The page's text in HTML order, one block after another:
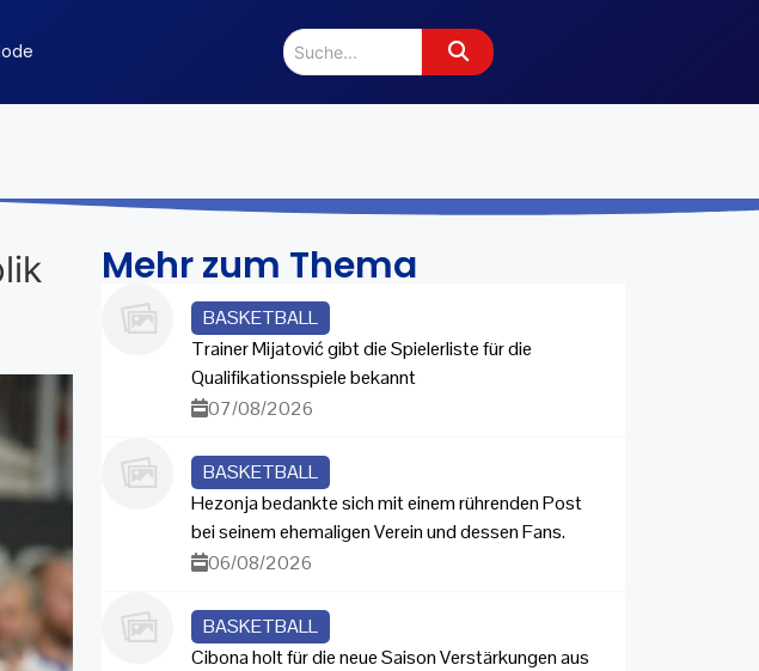
Mehr zum Thema
BASKETBALL
Trainer Mijatović gibt die Spielerliste für die
Qualifikationsspiele bekannt
07/08/2026
BASKETBALL
Hezonja bedankte sich mit einem rührenden Post
bei seinem ehemaligen Verein und dessen Fans.
06/08/2026
BASKETBALL
Cibona holt für die neue Saison Verstärkungen aus